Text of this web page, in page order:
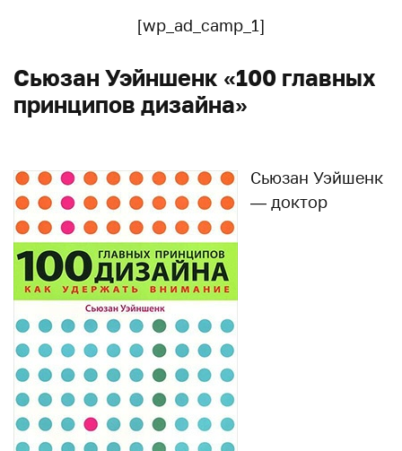
[wp_ad_camp_1]
Сьюзан Уэйншенк «100 главных
принципов дизайна»
Сьюзан Уэйшенк
— доктор